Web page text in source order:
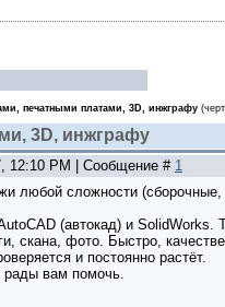
печатными платами, 3D, инжграфу
3D, инжграфу
12:10 PM | Сообщение # 1
любой сложности
(автокад) и
скана, фото. Быстро,
и постоянно растёт.
вам помочь.